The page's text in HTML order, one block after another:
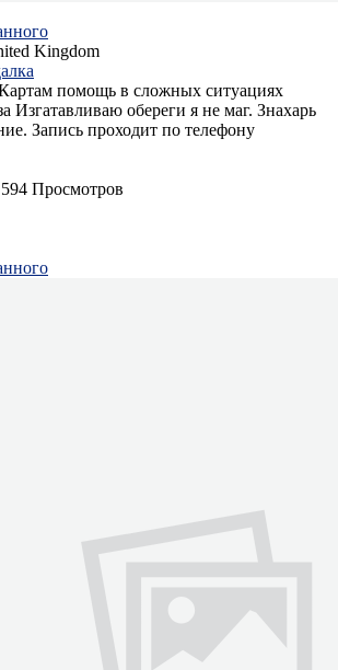
Kingdom
помощь в сложных ситуациях
Изгатавливаю обереги я не маг. Знахарь
Запись проходит по телефону
594 Просмотров